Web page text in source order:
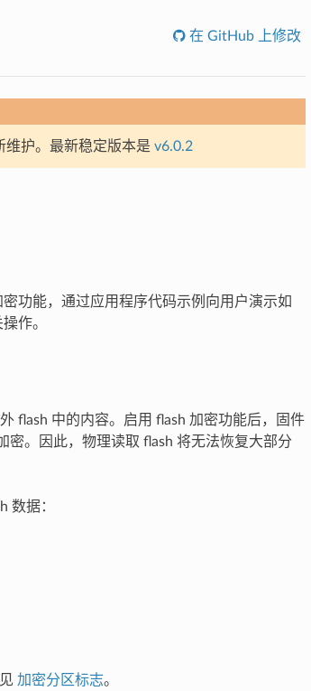
在 GitHub 上修改
维护。最新稳定版本是 v6.0.2
功能，通过应用程序代码示例向用户演示如
作。
flash 中的内容。启用 flash 加密功能后，固件
。因此，物理读取 flash 将无法恢复大部分
数据：
加密分区标志。